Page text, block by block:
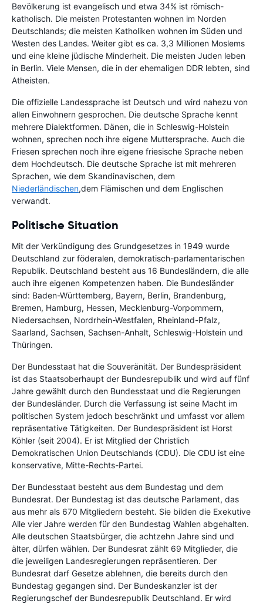
Bevölkerung ist evangelisch und etwa 34% ist römisch-
katholisch. Die meisten Protestanten wohnen im Norden
Deutschlands; die meisten Katholiken wohnen im Süden und
Westen des Landes. Weiter gibt es ca. 3,3 Millionen Moslems
und eine kleine jüdische Minderheit. Die meisten Juden leben
in Berlin. Viele Mensen, die in der ehemaligen DDR lebten, sind
Atheisten.
Die offizielle Landessprache ist Deutsch und wird nahezu von
allen Einwohnern gesprochen. Die deutsche Sprache kennt
mehrere Dialektformen. Dänen, die in Schleswig-Holstein
wohnen, sprechen noch ihre eigene Muttersprache. Auch die
Friesen sprechen noch ihre eigene friesische Sprache neben
dem Hochdeutsch. Die deutsche Sprache ist mit mehreren
Sprachen, wie dem Skandinavischen, dem
Niederländischen,dem Flämischen und dem Englischen
verwandt.
Politische Situation
Mit der Verkündigung des Grundgesetzes in 1949 wurde
Deutschland zur föderalen, demokratisch-parlamentarischen
Republik. Deutschland besteht aus 16 Bundesländern, die alle
auch ihre eigenen Kompetenzen haben. Die Bundesländer
sind: Baden-Württemberg, Bayern, Berlin, Brandenburg,
Bremen, Hamburg, Hessen, Mecklenburg-Vorpommern,
Niedersachsen, Nordrhein-Westfalen, Rheinland-Pfalz,
Saarland, Sachsen, Sachsen-Anhalt, Schleswig-Holstein und
Thüringen.
Der Bundesstaat hat die Souveränität. Der Bundespräsident
ist das Staatsoberhaupt der Bundesrepublik und wird auf fünf
Jahre gewählt durch den Bundesstaat und die Regierungen
der Bundesländer. Durch die Verfassung ist seine Macht im
politischen System jedoch beschränkt und umfasst vor allem
repräsentative Tätigkeiten. Der Bundespräsident ist Horst
Köhler (seit 2004). Er ist Mitglied der Christlich
Demokratischen Union Deutschlands (CDU). Die CDU ist eine
konservative, Mitte-Rechts-Partei.
Der Bundesstaat besteht aus dem Bundestag und dem
Bundesrat. Der Bundestag ist das deutsche Parlament, das
aus mehr als 670 Mitgliedern besteht. Sie bilden die Exekutive
Alle vier Jahre werden für den Bundestag Wahlen abgehalten.
Alle deutschen Staatsbürger, die achtzehn Jahre sind und
älter, dürfen wählen. Der Bundesrat zählt 69 Mitglieder, die
die jeweiligen Landesregierungen repräsentieren. Der
Bundesrat darf Gesetze ablehnen, die bereits durch den
Bundestag gegangen sind. Der Bundeskanzler ist der
Regierungschef der Bundesrepublik Deutschland. Er wird